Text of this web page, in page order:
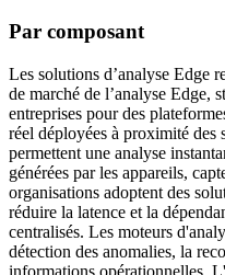
Par composant
Les solutions d’analyse Edge
de marché de l’analyse Edge,
entreprises pour des
réel déployées à proximité des
permettent une analyse
générées par les appareils,
organisations adoptent des
réduire la latence et la
centralisés. Les moteurs
détection des anomalies, la
informations opérationnelles.